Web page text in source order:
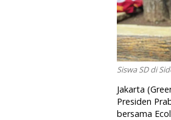
Siswa SD di
Jakarta
Presiden
bersama